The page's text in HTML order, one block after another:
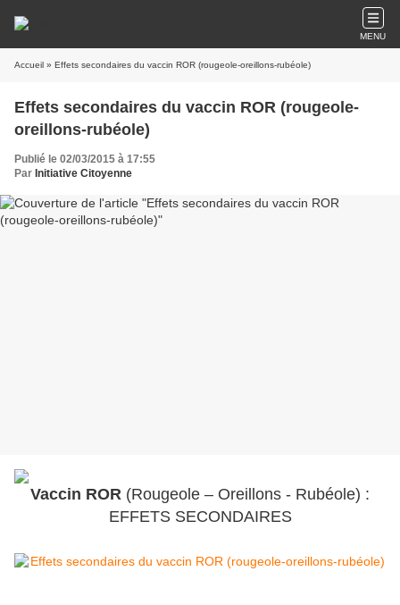
MENU
Accueil » Effets secondaires du vaccin ROR (rougeole-oreillons-rubéole)
Effets secondaires du vaccin ROR (rougeole-
oreillons-rubéole)
Publié le 02/03/2015 à 17:55
Par Initiative Citoyenne
Vaccin ROR (Rougeole – Oreillons - Rubéole) :
EFFETS SECONDAIRES